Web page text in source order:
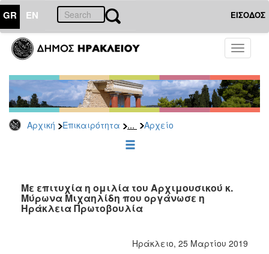
GR EN ΕΙΣΟΔΟΣ
Toggle
Αρχική Επικαιρότητα ... Αρχείο
ΕΠΙΚΑΙΡΟΤΗΤΑ
Παρατάξεις
Αρχείο
ΕΠΙΣΚΕΠΤΗΣ
ΗΡΑΚΛΕΙΟ
Με επιτυχία η ομιλία του Αρχιμουσικού κ.
Μύρωνα Μιχαηλίδη που οργάνωσε η
Ηράκλεια Πρωτοβουλία
Ηράκλειο, 25 Μαρτίου 2019